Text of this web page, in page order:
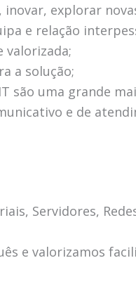
explorar
e relação
valorizada;
a solução;
são uma grande
e de
Servidores,
e valorizamos